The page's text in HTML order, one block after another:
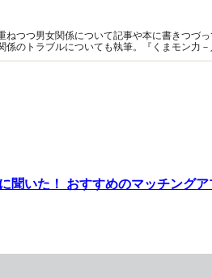
つつ男女関係について記事や本に書きつづ
のトラブルについても執筆。『くまモン力
聞いた！ おすすめのマッチング